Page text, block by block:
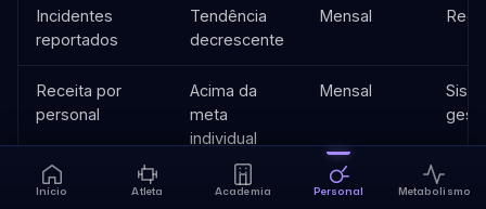
Incidentes
reportados
Tendência
decrescente
Mensal
Receita por
personal
Acima da
meta
individual
Mensal
Início Atleta Academia Personal Metabolismo